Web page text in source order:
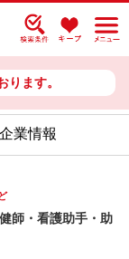
ります。
企業情報
師・看護助手・助